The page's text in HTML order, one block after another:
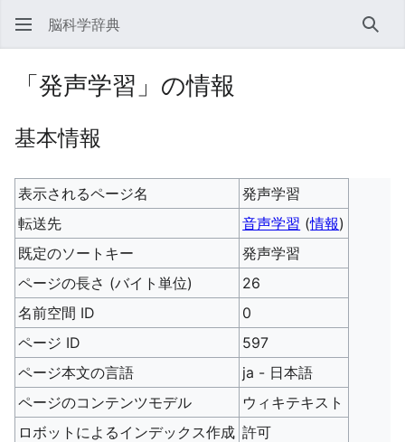
脳科学辞典 検索
「発声学習」の情報
基本情報
表示されるページ名
発声学習
転送先
音声学習 (情報)
既定のソートキー
発声学習
ページの長さ (バイト単位)
26
名前空間 ID
0
ページ ID
597
ページ本文の言語
ja - 日本語
ページのコンテンツモデル
ウィキテキスト
ロボットによるインデックス作成 許可